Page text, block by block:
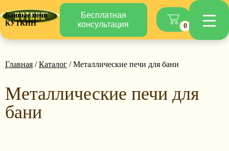
Банные печи
КУТКИН
Бесплатная
консультация
0
Главная /Каталог / Металлические печи для бани
Металлические печи для
бани